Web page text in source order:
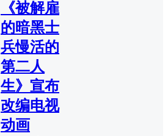
《被解雇
的暗黑士
兵慢活的
第二人
生》宣布
改编电视
动画